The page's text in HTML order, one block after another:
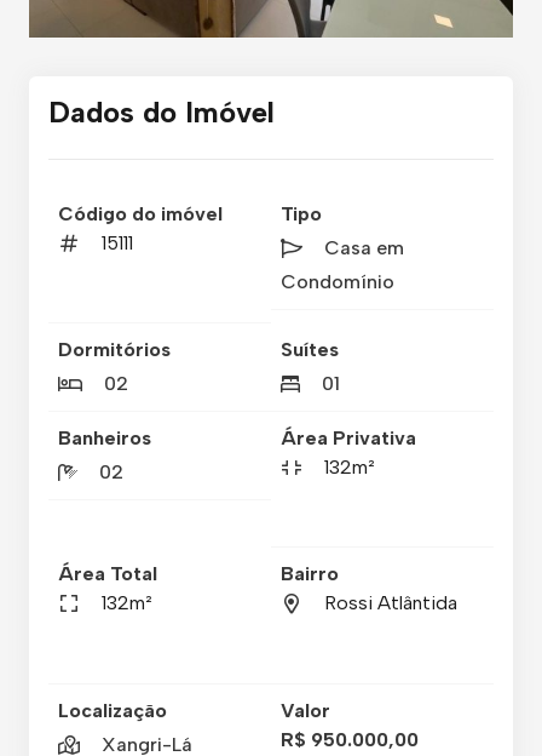
Dados do Imóvel
Código do imóvel
15111
Tipo
Casa em
Condomínio
Dormitórios
02
Suítes
01
Banheiros
02
Área Privativa
132m²
Área Total
132m²
Bairro
Rossi Atlântida
Localização
Xangri-Lá
Valor
R$ 950.000,00